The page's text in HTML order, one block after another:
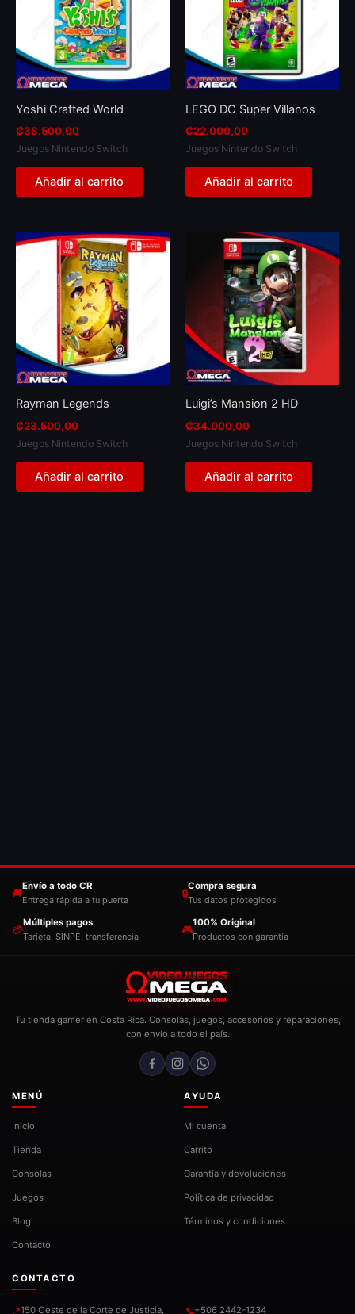
Yoshi Crafted World
₡38.500,00
Juegos Nintendo Switch
Añadir al carrito
LEGO DC Super Villanos
₡22.000,00
Juegos Nintendo Switch
Añadir al carrito
Rayman Legends
₡23.500,00
Juegos Nintendo Switch
Añadir al carrito
Luigi’s Mansion 2 HD
₡34.000,00
Juegos Nintendo Switch
Añadir al carrito
🚚
Envío a todo CR
Entrega rápida a tu puerta
🔒
Compra segura
Tus datos protegidos
💳
Múltiples pagos
Tarjeta, SINPE, transferencia
🎮
100% Original
Productos con garantía
Tu tienda gamer en Costa Rica. Consolas, juegos, accesorios y reparaciones,
con envío a todo el país.
MENÚ
Inicio
Tienda
Consolas
Juegos
Blog
Contacto
AYUDA
Mi cuenta
Carrito
Garantía y devoluciones
Política de privacidad
Términos y condiciones
CONTACTO
📍150 Oeste de la Corte de Justicia, 📞+506 2442-1234